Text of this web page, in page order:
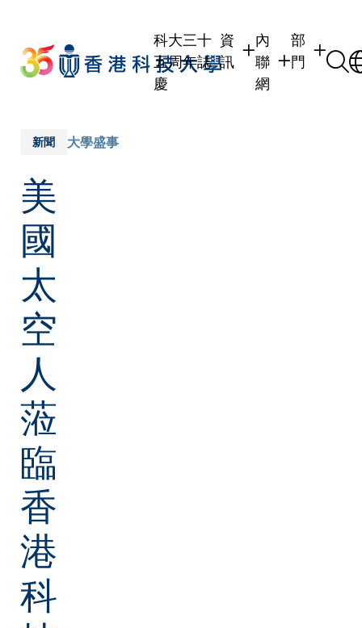
main
content
科大三十
五周年誌
慶
資
訊
內
聯
網
部
門
新聞 大學盛事
美
國
太
空
人
蒞
臨
香
港
科